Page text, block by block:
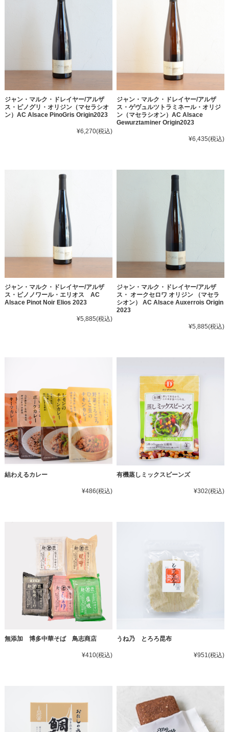
ジャン・マルク・ドレイヤー/アルザ
ス・ピノグリ・オリジン（マセラシオ
ン）AC Alsace PinoGris Origin2023
¥6,270(税込)
ジャン・マルク・ドレイヤー/アルザ
ス・ゲヴュルツトラミネール・オリジ
ン（マセラシオン）AC Alsace
Gewurztaminer Origin2023
¥6,435(税込)
ジャン・マルク・ドレイヤー/アルザ
ス・ピノノワール・エリオス AC
Alsace Pinot Noir Elios 2023
¥5,885(税込)
ジャン・マルク・ドレイヤー/アルザ
ス・ オークセロワ オリジン （マセラ
シオン） AC Alsace Auxerrois Origin
2023
¥5,885(税込)
結わえるカレー
¥486(税込)
有機蒸しミックスビーンズ
¥302(税込)
無添加 博多中華そば 鳥志商店
¥410(税込)
うね乃 とろろ昆布
¥951(税込)